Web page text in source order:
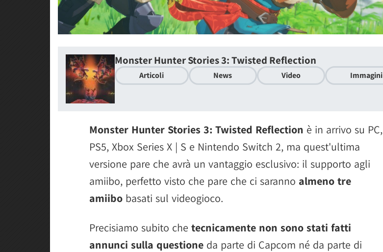
Monster Hunter Stories 3: Twisted Reflection
Articoli News Video Immagini
Monster Hunter Stories 3: Twisted Reflection è in arrivo su PC,
PS5, Xbox Series X | S e Nintendo Switch 2, ma quest'ultima
versione pare che avrà un vantaggio esclusivo: il supporto agli
amiibo, perfetto visto che pare che ci saranno almeno tre
amiibo basati sul videogioco.
Precisiamo subito che tecnicamente non sono stati fatti
annunci sulla questione da parte di Capcom né da parte di